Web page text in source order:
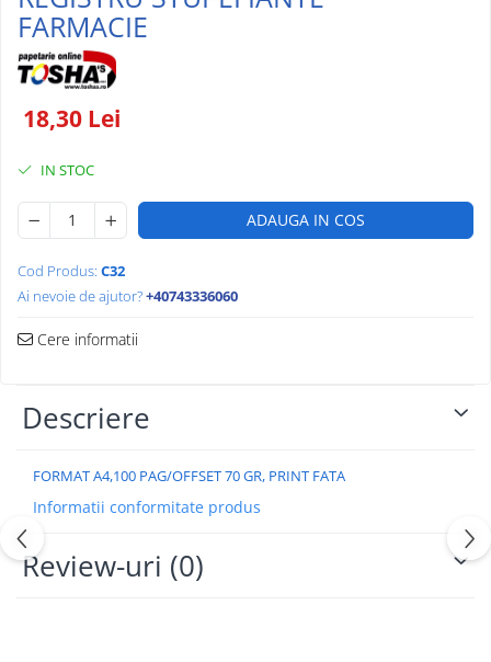
HARTIE SI ARTICOLE DIN HARTIE
HARTIE COPIATOR
ROLE CASĂ
FARMACIE
18,30 Lei
IN STOC
ADAUGA IN COS
Cod Produs: C32
Ai nevoie de ajutor?+40743336060
Cere informatii
Descriere
FORMAT A4,100 PAG/OFFSET 70 GR, PRINT FATA
Informatii conformitate produs
Review-uri (0)